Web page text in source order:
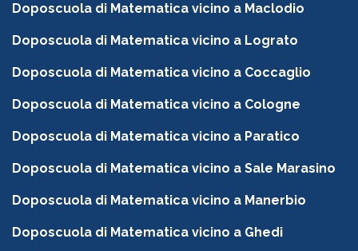
Doposcuola di Matematica vicino a Maclodio
Doposcuola di Matematica vicino a Lograto
Doposcuola di Matematica vicino a Coccaglio
Doposcuola di Matematica vicino a Cologne
Doposcuola di Matematica vicino a Paratico
Doposcuola di Matematica vicino a Sale Marasino
Doposcuola di Matematica vicino a Manerbio
Doposcuola di Matematica vicino a Ghedi